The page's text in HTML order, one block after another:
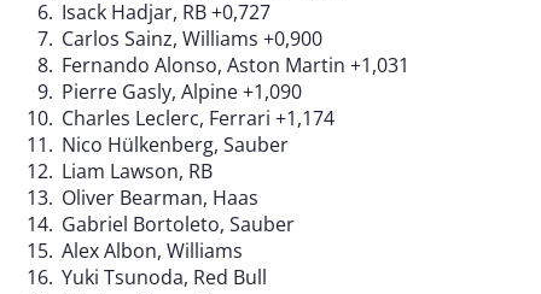
Isack Hadjar, RB +0,727
Carlos Sainz, Williams +0,900
Fernando Alonso, Aston Martin +1,031
Pierre Gasly, Alpine +1,090
Charles Leclerc, Ferrari +1,174
Nico Hülkenberg, Sauber
Liam Lawson, RB
Oliver Bearman, Haas
Gabriel Bortoleto, Sauber
Alex Albon, Williams
Yuki Tsunoda, Red Bull